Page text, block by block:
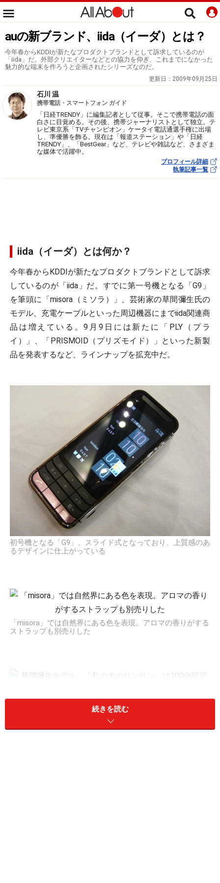
auの新ブランド、iida（イーダ）とは？
今年春からKDDIが新たなプロダクトブランドとして訴求しているのが
「iida」だ。外部クリエイターなどとの協力を仰ぎ、これまでになかった
魅力的な端末を作ろうと企画されたシリーズなのだ。
更新日： 2009年09月25日
石川 温
携帯電話・スマートフォン ガイド
「日経TRENDY」に編集記者として従事。そこで携帯電話の面
白さに目覚める。その後、携帯ジャーナリストとして独立。テ
レビ東京系「TVチャンピオン」ケータイ電話通選手権に出場
し、準優勝を飾る。現在は「報道ステーション」や「日経
TRENDY」、「BestGear」など、テレビや雑誌など、さまざま
な媒体で活躍中。
プロフィール詳細
執筆記事一覧
iida（イーダ）とは何か？
今年春からKDDIが新たなプロダクトブランドとして訴求
しているのが「iida」だ。すでに第一号機となる「G9」
を筆頭に「misora（ミソラ）」、芸術家の草間彌生氏の
モデル、充電ケーブルといった周辺機器にまでiida関連商
品は増えている。9月9日には新たに「PLY（プラ
イ）」、「PRISMOID（プリズモイド）」といった新製
品を発表するなど、ラインナップを拡充中だ。
初号機となる「G9」。スライド式となっており、上質感のあ
るデザインに仕上がっている
「misora」では自然界にある色を表現。アロマの香りがする
ストラップも別売りした
草間彌生モデル。「私の犬のリンリン」は100台限定で100万
続きを読む